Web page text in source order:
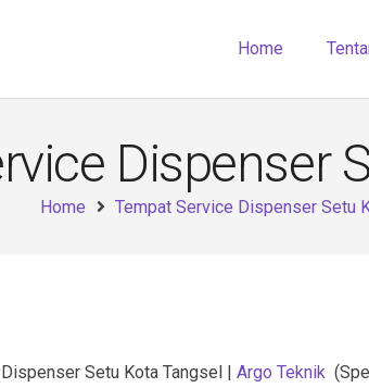
Home
Dispenser
Home Tempat Service Dispenser Setu
Setu Kota Tangsel | Argo Teknik